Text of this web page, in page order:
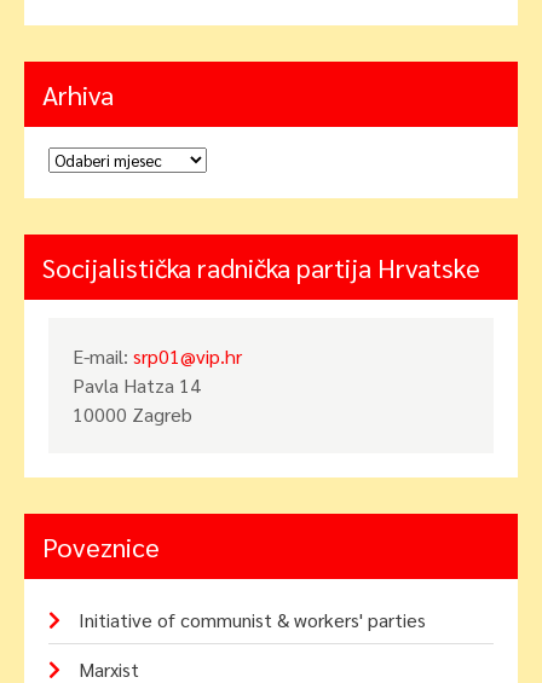
Arhiva
Arhiva
Socijalistička radnička partija Hrvatske
E-mail: srp01@vip.hr
Pavla Hatza 14
10000 Zagreb
Poveznice
Initiative of communist & workers' parties
Marxist